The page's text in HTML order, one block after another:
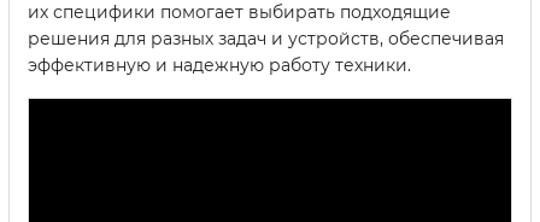
их специфики помогает выбирать подходящие
решения для разных задач и устройств, обеспечивая
эффективную и надежную работу техники.